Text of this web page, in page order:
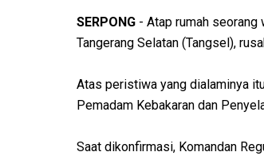
SERPONG - Atap rumah seorang
Tangerang Selatan (Tangsel),
Atas peristiwa yang dialaminya
Pemadam Kebakaran dan
Saat dikonfirmasi, Komandan